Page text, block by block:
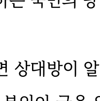
상대방이